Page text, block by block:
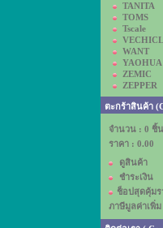
TANITA
TOMS
Tscale
WANT
YAOHUA
ZEMIC
ZEPPER
ตะกร้าสินค้า
จำนวน : 0 ชิ้น
ราคา : 0.00
ดูสินค้า
ชำระเงิน
ช็อปสุดคุ้มร
ภาษีมูลค่าเพิ่ม